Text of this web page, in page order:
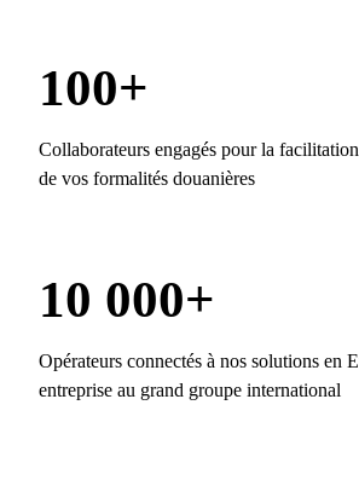
100+
Collaborateurs engagés pour la
de vos formalités douanières
10 000+
Opérateurs connectés à nos solutions en
entreprise au grand groupe international